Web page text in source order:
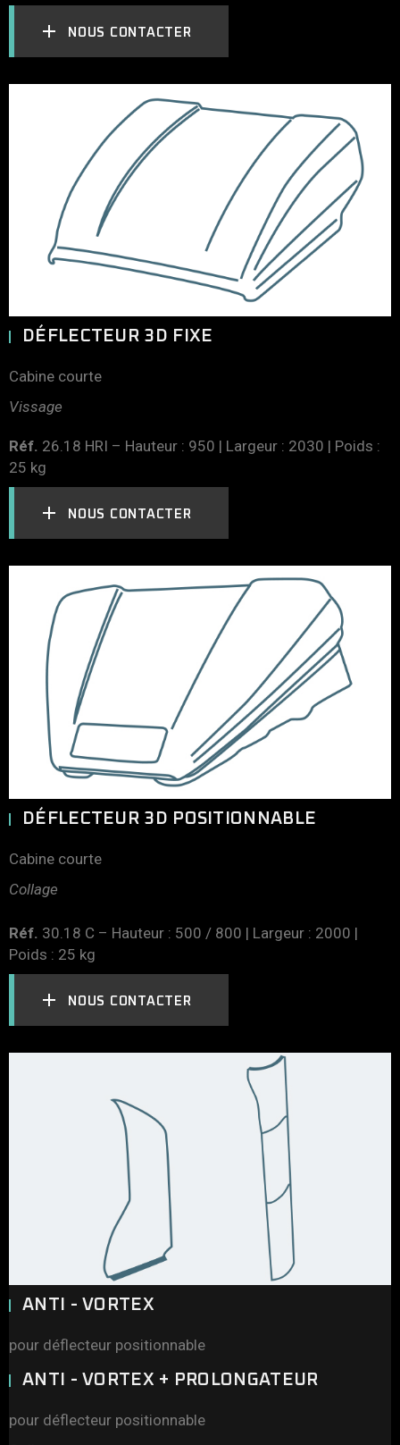
NOUS CONTACTER
DÉFLECTEUR 3D FIXE
Cabine courte
Vissage
Réf. 26.18 HRI – Hauteur : 950 | Largeur : 2030 | Poids :
25 kg
NOUS CONTACTER
DÉFLECTEUR 3D POSITIONNABLE
Cabine courte
Collage
Réf. 30.18 C – Hauteur : 500 / 800 | Largeur : 2000 |
Poids : 25 kg
NOUS CONTACTER
ANTI - VORTEX
pour déflecteur positionnable
ANTI - VORTEX + PROLONGATEUR
pour déflecteur positionnable